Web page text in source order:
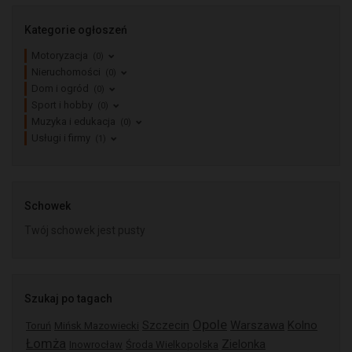
Kategorie ogłoszeń
Motoryzacja (0)
Nieruchomości (0)
Dom i ogród (0)
Sport i hobby (0)
Muzyka i edukacja (0)
Usługi i firmy (1)
Schowek
Szukaj po tagach
Toruń Mińsk Mazowiecki Szczecin Opole Warszawa Kolno
Łomża Inowrocław Środa Wielkopolska Zielonka